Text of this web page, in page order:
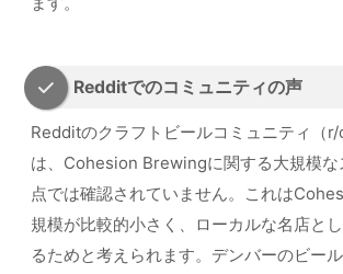
Redditでのコミュニティの声
Redditのクラフトビールコミュニティ（
は、Cohesion Brewingに関する大規模な
点では確認されていません。これは
規模が比較的小さく、ローカルな名店と
るためと考えられます。デンバーのビー